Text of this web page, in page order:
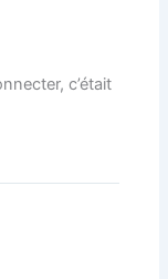
c’était